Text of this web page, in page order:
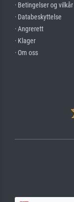
· Betingelser og vilkår
· Databeskyttelse
· Angrerett
· Klager
· Om oss